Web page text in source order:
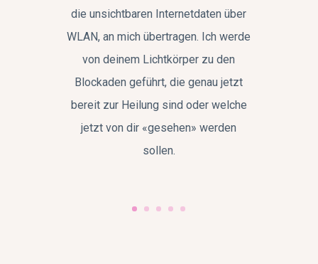
die unsichtbaren Internetdaten über
WLAN, an mich übertragen. Ich werde
von deinem Lichtkörper zu den
Blockaden geführt, die genau jetzt
bereit zur Heilung sind oder welche
jetzt von dir «gesehen» werden
sollen.